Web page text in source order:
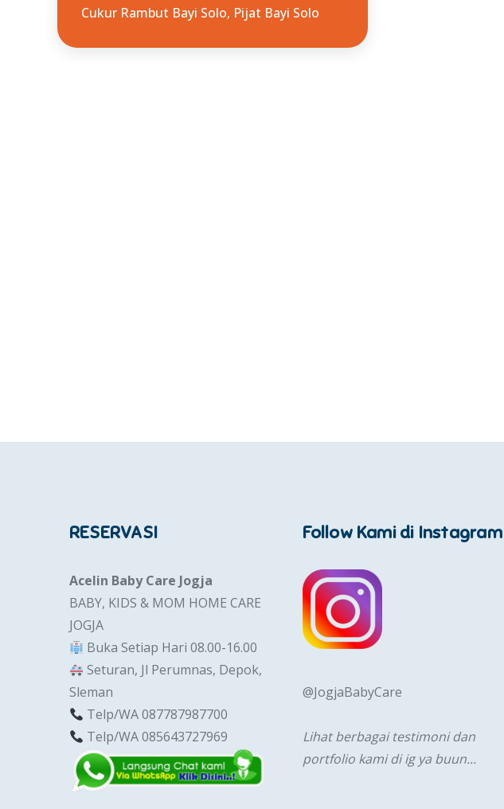
Cukur Rambut Bayi Solo, Pijat Bayi Solo
RESERVASI
Acelin Baby Care Jogja
BABY, KIDS & MOM HOME CARE
JOGJA
Buka Setiap Hari 08.00-16.00
Seturan, Jl Perumnas, Depok,
Sleman
Telp/WA 087787987700
Telp/WA 085643727969
Follow Kami di Instagram
@JogjaBabyCare
Lihat berbagai testimoni dan
portfolio kami di ig ya buun...